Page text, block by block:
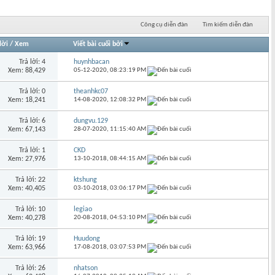
Công cụ diễn đàn Tìm kiếm diễn đàn
/ Xem Viết bài cuối bởi
Trả lời: 4
Xem: 88,429
huynhbacan
05-12-2020,08:23:19 PM
Trả lời: 0
Xem: 18,241
theanhkc07
14-08-2020, 12:08:32 PM
Trả lời: 6
Xem: 67,143
dungvu.129
28-07-2020, 11:15:40 AM
Trả lời: 1
Xem: 27,976
CKD
13-10-2018,08:44:15 AM
Trả lời: 22
Xem: 40,405
ktshung
03-10-2018,03:06:17 PM
Trả lời: 10
Xem: 40,278
legiao
20-08-2018,04:53:10 PM
Trả lời: 19
Xem: 63,966
Huudong
17-08-2018,03:07:53 PM
Trả lời: 26
nhatson